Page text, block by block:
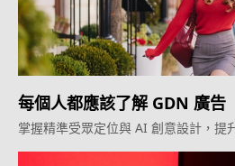
每個人都應該了解 GDN 廣告
掌握精準受眾定位與 AI 創意設計，提